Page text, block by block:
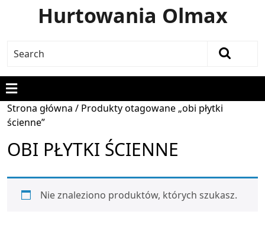
Hurtowania Olmax
Strona główna / Produkty otagowane „obi płytki
ścienne”
OBI PŁYTKI ŚCIENNE
Nie znaleziono produktów, których szukasz.